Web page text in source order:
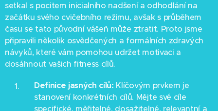
setkal s pocitem inicialního nadšení a odhodlání na
začátku svého cvičebního režimu, avšak s průběhem
času se tato původní vášeň může ztratit. Proto jsme
připravili několik osvědčených a formálních zdravých
návyků, které vám pomohou udržet motivaci a
dosáhnout vašich fitness cílů.
Definice jasných cílů: Klíčovým prvkem je
stanovení konkrétních cílů. Mějte své cíle
specifické, měřitelné, dosažitelné, relevantní a